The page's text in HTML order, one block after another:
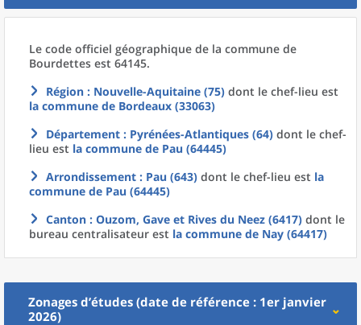
Le code officiel géographique de la commune de
Bourdettes est 64145.
Région : Nouvelle-Aquitaine (75) dont le chef-lieu est
la commune de Bordeaux (33063)
Département : Pyrénées-Atlantiques (64) dont le chef-
lieu est la commune de Pau (64445)
Arrondissement : Pau (643) dont le chef-lieu est la
commune de Pau (64445)
Canton : Ouzom, Gave et Rives du Neez (6417) dont le
bureau centralisateur est la commune de Nay (64417)
Zonages d’études (date de référence : 1er janvier
2026)